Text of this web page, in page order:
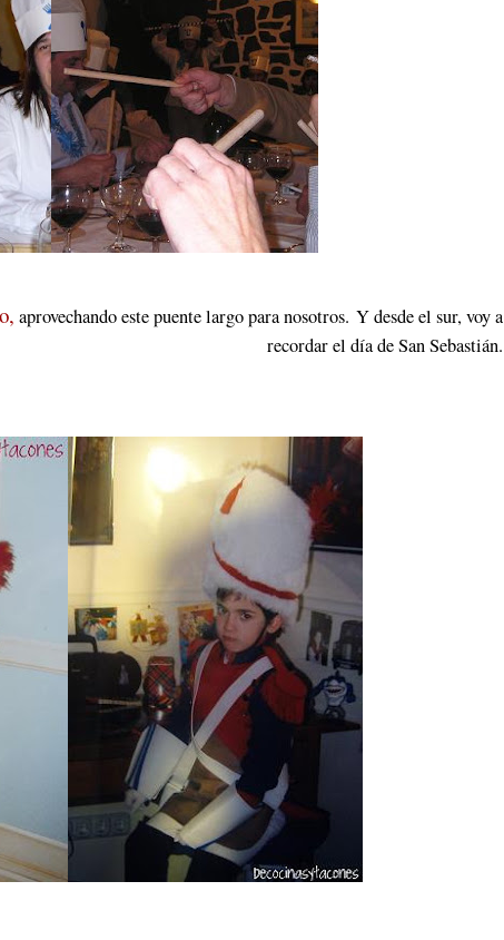
aprovechando este puente largo para nosotros. Y desde el sur, voy a
recordar el día de San Sebastián.